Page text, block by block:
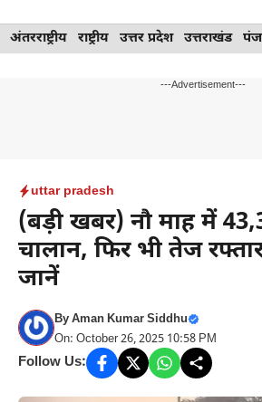
Skip
to
अंतरराष्ट्रीय राष्ट्रीय उत्तर प्रदेश उत्तराखंड
---Advertisement---
uttar pradesh
(बड़ी खबर) नौ माह में
चालान, फिर भी तेज
जानें
ByAman Kumar Siddhu
On: October 26, 2025 10:58 PM
Follow Us: